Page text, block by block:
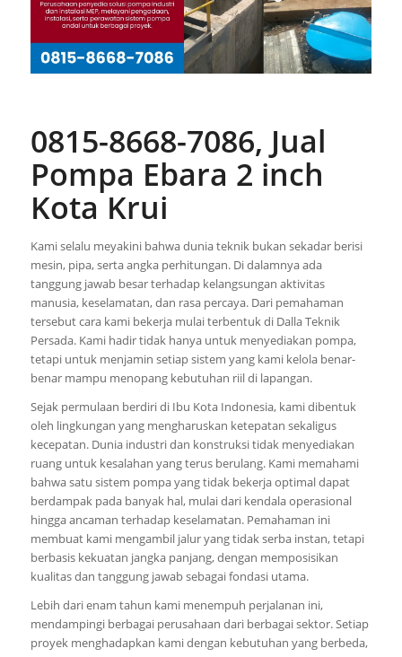
0815-8668-7086, Jual
Pompa Ebara 2 inch
Kota Krui
Kami selalu meyakini bahwa dunia teknik bukan sekadar berisi
mesin, pipa, serta angka perhitungan. Di dalamnya ada
tanggung jawab besar terhadap kelangsungan aktivitas
manusia, keselamatan, dan rasa percaya. Dari pemahaman
tersebut cara kami bekerja mulai terbentuk di Dalla Teknik
Persada. Kami hadir tidak hanya untuk menyediakan pompa,
tetapi untuk menjamin setiap sistem yang kami kelola benar-
benar mampu menopang kebutuhan riil di lapangan.
Sejak permulaan berdiri di Ibu Kota Indonesia, kami dibentuk
oleh lingkungan yang mengharuskan ketepatan sekaligus
kecepatan. Dunia industri dan konstruksi tidak menyediakan
ruang untuk kesalahan yang terus berulang. Kami memahami
bahwa satu sistem pompa yang tidak bekerja optimal dapat
berdampak pada banyak hal, mulai dari kendala operasional
hingga ancaman terhadap keselamatan. Pemahaman ini
membuat kami mengambil jalur yang tidak serba instan, tetapi
berbasis kekuatan jangka panjang, dengan memposisikan
kualitas dan tanggung jawab sebagai fondasi utama.
Lebih dari enam tahun kami menempuh perjalanan ini,
mendampingi berbagai perusahaan dari berbagai sektor. Setiap
proyek menghadapkan kami dengan kebutuhan yang berbeda,